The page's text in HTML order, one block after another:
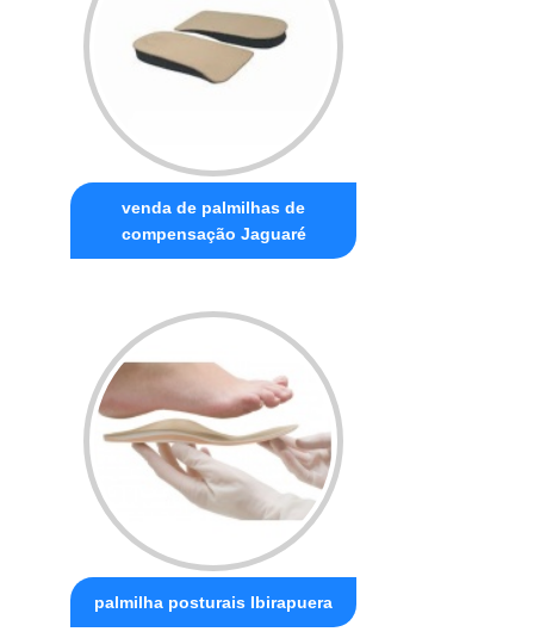
venda de palmilhas de
compensação Jaguaré
palmilha posturais Ibirapuera